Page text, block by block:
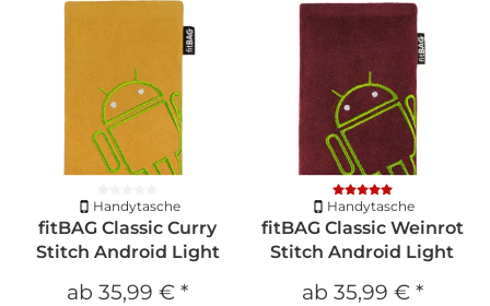
Handytasche
fitBAG Classic Curry
Stitch Android Light
ab35,99 €*
Handytasche
fitBAG Classic Weinrot
Stitch Android Light
ab 35,99 € *